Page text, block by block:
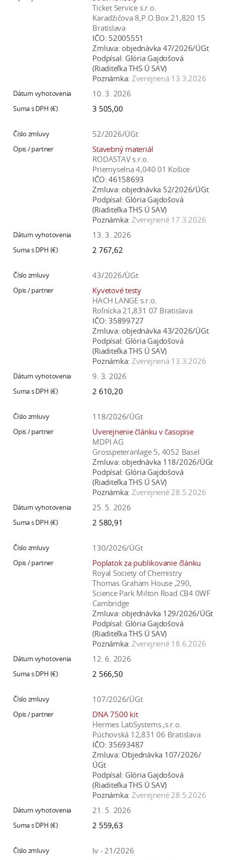
Ticket Service s.r.o.
Karadžičova 8,P.O.Box 21,820 15
Bratislava
IČO: 52005551
Zmluva: objednávka 47/2026/ÚGt
Podpísal: Glória Gajdošová
(Riaditeľka THS Ú SAV)
Poznámka: Zverejnená 13.3.2026
10. 3. 2026
3 505,00
52/2026/ÚGt
Stavebný materiál
RODASTAV s.r.o.
Priemyselna 4,040 01 Košice
IČO: 46158693
Zmluva: objednávka 52/2026/ÚGt
Podpísal: Glória Gajdošová
(Riaditeľka THS Ú SAV)
Poznámka: Zverejnené 17.3.2026
13. 3. 2026
2 767,62
43/2026/ÚGt
Kyvetové testy
HACH LANGE s.r.o.
Roľnícka 21,831 07 Bratislava
IČO: 35899727
Zmluva: objednávka 43/2026/ÚGt
Podpísal: Glória Gajdošová
(Riaditeľka THS Ú SAV)
Poznámka: Zverejnená 13.3.2026
9. 3. 2026
2 610,20
118/2026/ÚGt
Uverejnenie článku v časopise
MDPI AG
Grosspeteranlage 5, 4052 Basel
Zmluva: objednávka 118/2026/ÚGt
Podpísal: Glória Gajdošová
(Riaditeľka THS Ú SAV)
Poznámka: Zverejnené 28.5.2026
25. 5. 2026
2 580,91
130/2026/ÚGt
Poplatok za publikovanie článku
Royal Society of Chemistry
Thomas Graham House ,290,
Science Park Milton Road CB4 0WF
Cambridge
Zmluva: objednávka 129/2026/ÚGt
Podpísal: Glória Gajdošová
(Riaditeľka THS Ú SAV)
Poznámka: Zverejnené 18.6.2026
12. 6. 2026
2 566,50
107/2026/ÚGt
DNA 7500 kit
Hermes LabSystems ,s.r.o.
Púchovská 12,831 06 Bratislava
IČO: 35693487
Zmluva: Objednávka 107/2026/
ÚGt
Podpísal: Glória Gajdošová
(Riaditeľka THS Ú SAV)
Poznámka: Zverejnené 28.5.2026
21. 5. 2026
2 559,63
Iv - 21/2026